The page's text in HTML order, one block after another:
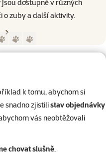
k tomu, abychom si
snadno zjistilistav objednávky
vás neobtěžovali
chovat slušně.
jsou dostupné v různých
o zuby a další aktivity.​
strana
Následující strana
Přejít na stranu 1 Přejít na stranu 2
Kategorie